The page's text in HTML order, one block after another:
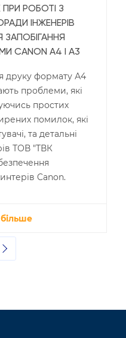
РОБОТІ З
ІНЖЕНЕРІВ
CANON А4 І А3
друку формату А4
проблеми, які
простих
помилок, які
та детальні
ТОВ "ТВК
Canon.